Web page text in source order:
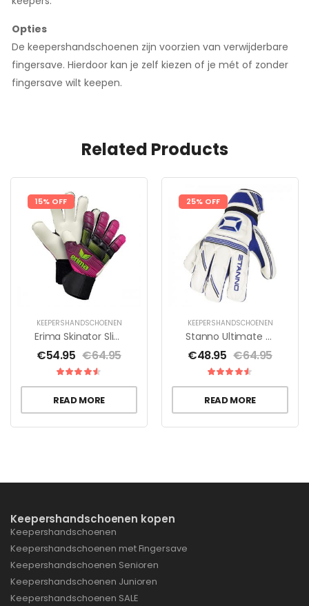
Opties
De keepershandschoenen zijn voorzien van verwijderbare
fingersave. Hierdoor kan je zelf kiezen of je mét of zonder
fingersave wilt keepen.
Related Products
15% OFF
KEEPERSHANDSCHOENEN
Erima Skinator Slim RF
€54.95 €64.95
READ MORE
25% OFF
KEEPERSHANDSCHOENEN
Stanno Ultimate Grip Aqua RFH II
€48.95 €64.95
READ MORE
Keepershandschoenen kopen
Keepershandschoenen
Keepershandschoenen met Fingersave
Keepershandschoenen Senioren
Keepershandschoenen Junioren
Keepershandschoenen SALE